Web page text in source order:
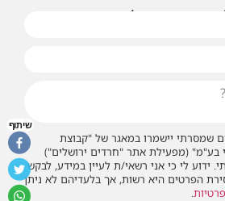
פנייה ונחזור אליכם בהקדם
שמסרתי יישמרו במאגר של "קבוצת
בע"מ" (מפעילת אתר "חרדים ירושלים")
ידוע לי כי אני רשאי/ת לעיין במידע, לבקש
הפרטים היא רשות, אך בלעדיהם לא ניתן
.
שיתוף